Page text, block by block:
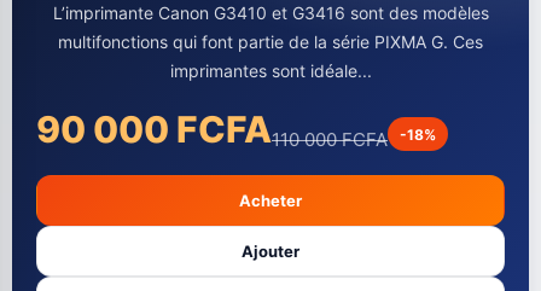
L’imprimante Canon G3410 et G3416 sont des modèles
multifonctions qui font partie de la série PIXMA G. Ces
imprimantes sont idéale...
90 000 FCFA110 000 FCFA -18%
Acheter
Ajouter